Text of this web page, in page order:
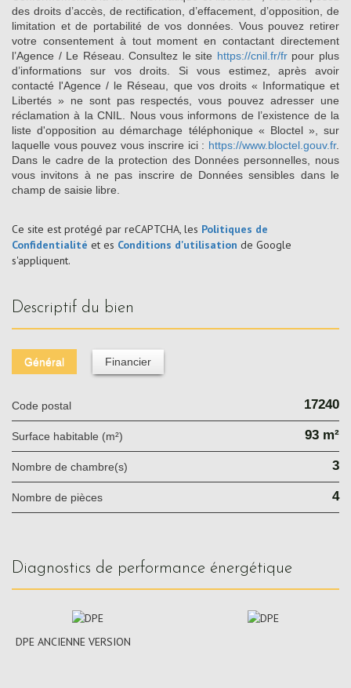
des droits d’accès, de rectification, d’effacement, d’opposition, de
limitation et de portabilité de vos données. Vous pouvez retirer
votre consentement à tout moment en contactant directement
l’Agence / Le Réseau. Consultez le site https://cnil.fr/frpour plus
d’informations sur vos droits. Si vous estimez, après avoir
contacté l'Agence / le Réseau, que vos droits « Informatique et
Libertés » ne sont pas respectés, vous pouvez adresser une
réclamation à la CNIL. Nous vous informons de l’existence de la
liste d'opposition au démarchage téléphonique « Bloctel », sur
laquelle vous pouvez vous inscrire ici : https://www.bloctel.gouv.fr.
Dans le cadre de la protection des Données personnelles, nous
vous invitons à ne pas inscrire de Données sensibles dans le
champ de saisie libre.
Ce site est protégé par reCAPTCHA, les Politiques de
Confidentialité et es Conditions d'utilisation de Google
s'appliquent.
descriptif du bien
Général Financier
Code postal 17240
Surface habitable (m²) 93 m²
Nombre de chambre(s) 3
Nombre de pièces 4
diagnostics de performance énergétique
DPE ANCIENNE VERSION